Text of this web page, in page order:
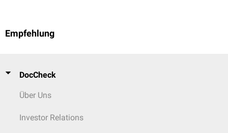
Empfehlung
DocCheck
Über Uns
Investor Relations